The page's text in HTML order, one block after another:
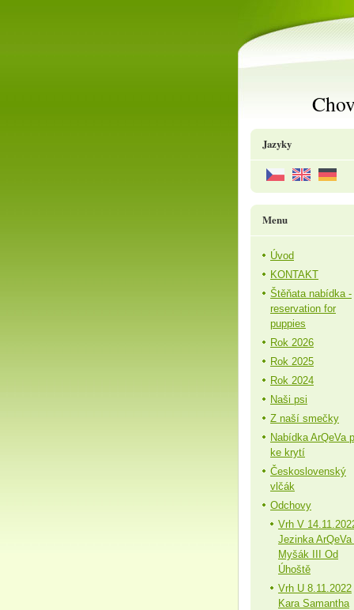
Jazyky
Menu
Úvod
KONTAKT
Štěňata nabídka -
reservation for
puppies
Rok 2026
Rok 2025
Rok 2024
Naši psi
Z naší smečky
Nabídka ArQeVa
ke krytí
Československý
vlčák
Odchovy
Vrh V
Jezinka ArQeVa
Myšák III Od
Úhoště
Vrh U 8.11.2022
Kara Samantha